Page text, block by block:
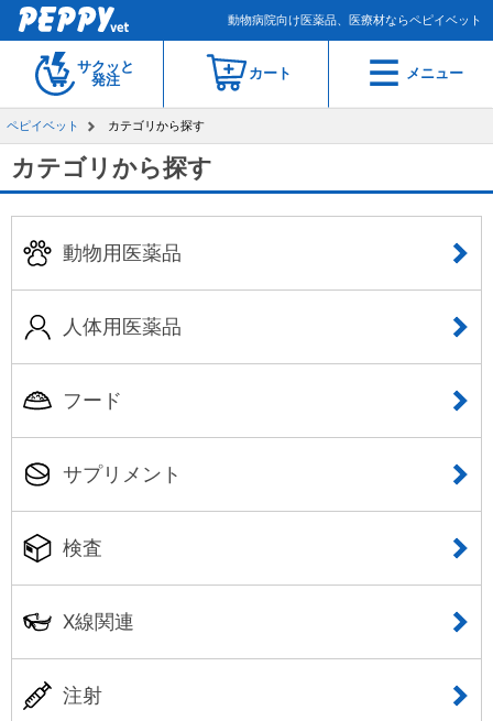
動物病院向け医薬品、医療材ならペピイベット
サクッと
発注
カート メニュー
ペピイベット カテゴリから探す
カテゴリから探す
動物用医薬品
人体用医薬品
フード
サプリメント
検査
X線関連
注射